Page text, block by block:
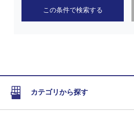
この条件で検索する
カテゴリから探す